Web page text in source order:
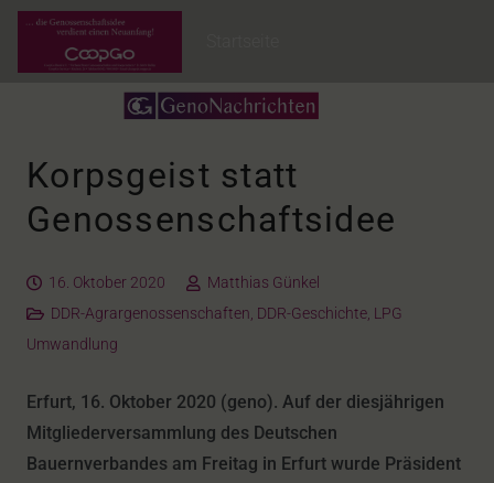
Korpsgeist statt
Genossenschaftsidee
16. Oktober 2020
Matthias Günkel
DDR-Agrargenossenschaften, DDR-Geschichte, LPG
Umwandlung
Erfurt, 16. Oktober 2020 (geno). Auf der diesjährigen
Mitgliederversammlung des Deutschen
Bauernverbandes am Freitag in Erfurt wurde Präsident